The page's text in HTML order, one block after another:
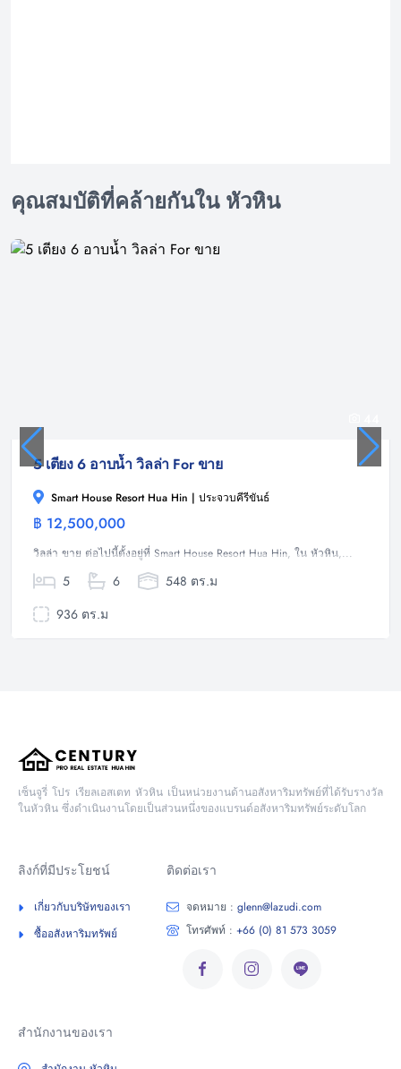
คุณสมบัติที่คล้ายกันใน หัวหิน
5 เตียง 6 อาบน้ำ วิลล่า For ขาย
Smart House Resort Hua Hin | ประจวบคีรีขันธ์
฿ 12,500,000
วิลล่า ขาย ต่อไปนี้ตั้งอยู่ที่ Smart House Resort Hua Hin, ใน หัวหิน,...
5 6
548 ตร.ม
936 ตร.ม
เซ็นจูรี่ โปร เรียลเอสเตท หัวหิน เป็นหน่วยงานด้านอสังหาริมทรัพย์ที่ได้รับรางวัล
ในหัวหิน ซึ่งดำเนินงานโดยเป็นส่วนหนึ่งของแบรนด์อสังหาริมทรัพย์ระดับโลก
ลิงก์ที่มีประโยชน์
เกี่ยวกับบริษัทของเรา
ซื้ออสังหาริมทรัพย์
ติดต่อเรา
จดหมาย : glenn@lazudi.com
โทรศัพท์ : +66 (0) 81 573 3059
สำนักงานของเรา